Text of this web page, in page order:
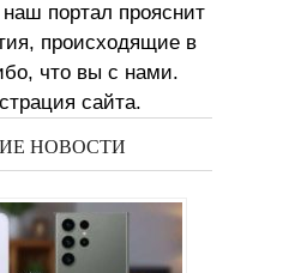
портал прояснит
происходящие в
что вы с нами.
сайта.
НОВОСТИ